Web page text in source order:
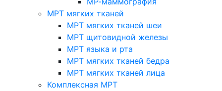
МРТ мягких тканей
МРТ мягких тканей шеи
МРТ щитовидной железы
МРТ языка и рта
МРТ мягких тканей бедра
МРТ мягких тканей лица
Комплексная МРТ